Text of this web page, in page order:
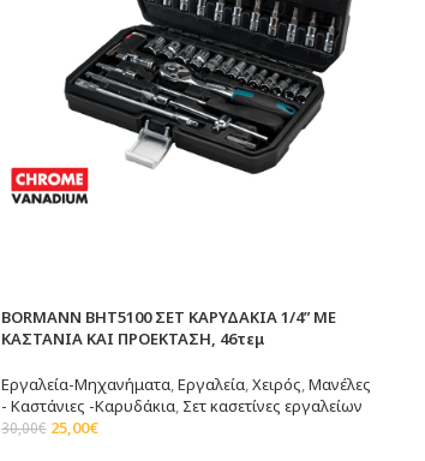
BORMANN BHT5100 ΣΕΤ ΚΑΡΥΔΑΚΙΑ 1/4” ΜΕ
ΚΑΣΤΑΝΙΑ ΚΑΙ ΠΡΟΕΚΤΑΣΗ, 46τεμ
Εργαλεία-Μηχανήματα Εργαλεία Χειρός Μανέλες
- Καστάνιες -Καρυδάκια Σετ κασετίνες εργαλείων
30,00€ 25,00€